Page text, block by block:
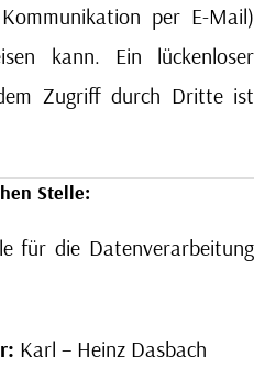
per E-Mail)
kann. Ein lückenloser
Zugriff durch Dritte ist
Stelle:
für die Datenverarbeitung
Karl – Heinz Dasbach